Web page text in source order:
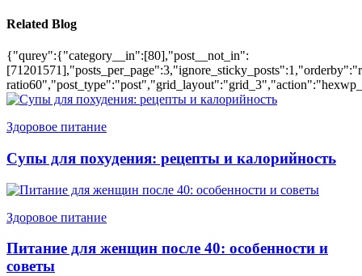
Related Blog
{"qurey":{"category__in":[80],"post__not_in":
Здоровое питание
Супы для похудения: рецепты и калорийность
Здоровое питание
Питание для женщин после 40: особенности и
советы